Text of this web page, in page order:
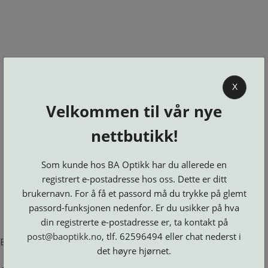
BA OPTIKK
KJØPSVILKÅR
OSS
BESTILL
DELER
LOGG INN
Brillerens
Brillesnorer
Clip-
on
Suncover
Etuier
Innfatninger
Lesebriller
Luper
og
Speil
Maskiner
Microkluter
Neseputer
Se alle kategorier
Error loading product page.
X
Velkommen til vår nye
nettbutikk!
Som kunde hos BA Optikk har du allerede en
registrert e-postadresse hos oss. Dette er ditt
brukernavn. For å få et passord må du trykke på glemt
passord-funksjonen nedenfor. Er du usikker på hva
din registrerte e-postadresse er, ta kontakt på
post@baoptikk.no, tlf. 62596494 eller chat nederst i
det høyre hjørnet.